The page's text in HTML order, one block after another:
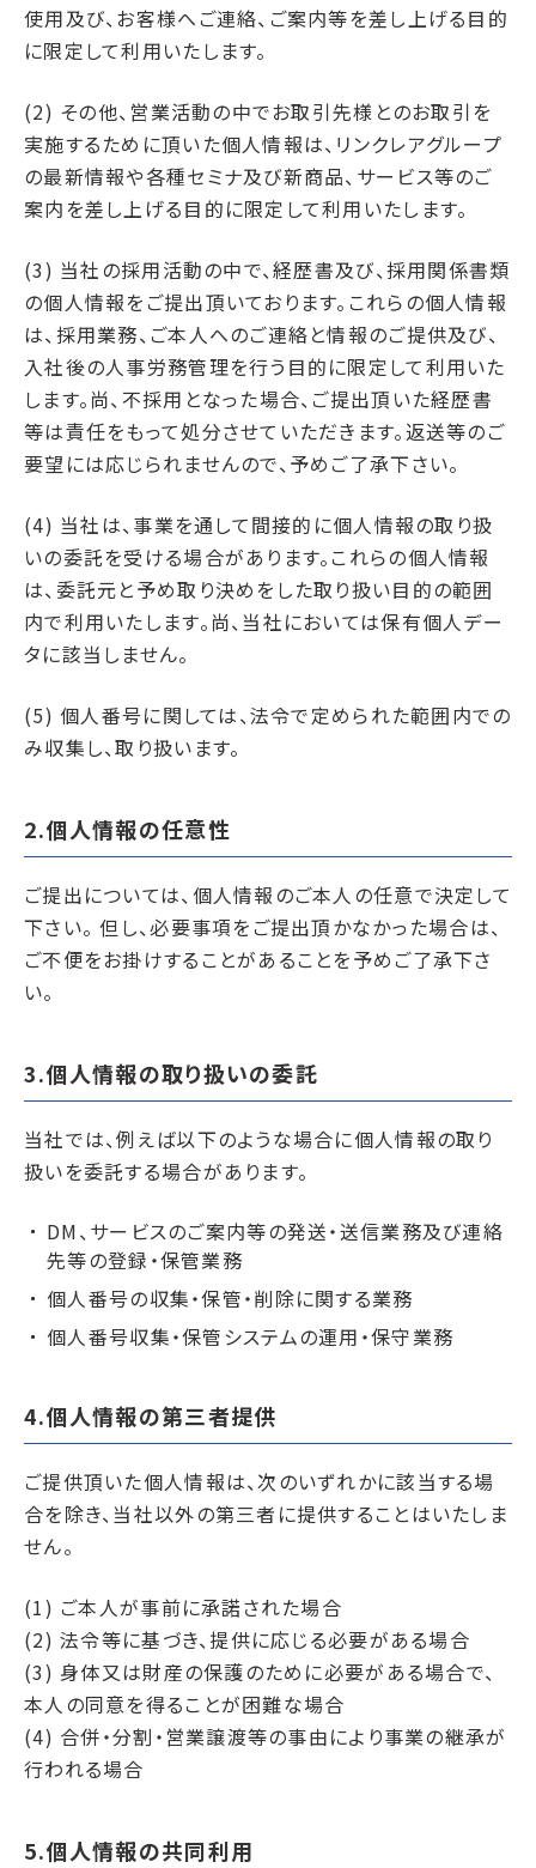
使用及び、お客様へご連絡、ご案内等を差し上げる目的
に限定して利用いたします。
(2) その他、営業活動の中でお取引先様とのお取引を
実施するために頂いた個人情報は、リンクレアグループ
の最新情報や各種セミナ及び新商品、サービス等のご
案内を差し上げる目的に限定して利用いたします。
(3) 当社の採用活動の中で、経歴書及び、採用関係書類
の個人情報をご提出頂いております。これらの個人情報
は、採用業務、ご本人へのご連絡と情報のご提供及び、
入社後の人事労務管理を行う目的に限定して利用いた
します。尚、不採用となった場合、ご提出頂いた経歴書
等は責任をもって処分させていただきます。返送等のご
要望には応じられませんので、予めご了承下さい。
(4) 当社は、事業を通して間接的に個人情報の取り扱
いの委託を受ける場合があります。これらの個人情報
は、委託元と予め取り決めをした取り扱い目的の範囲
内で利用いたします。尚、当社においては保有個人デー
タに該当しません。
(5) 個人番号に関しては、法令で定められた範囲内での
み収集し、取り扱います。
2.個人情報の任意性
ご提出については、個人情報のご本人の任意で決定して
下さい。 但し、必要事項をご提出頂かなかった場合は、
ご不便をお掛けすることがあることを予めご了承下さ
い。
3.個人情報の取り扱いの委託
当社では、例えば以下のような場合に個人情報の取り
扱いを委託する場合があります。
DM、サービスのご案内等の発送・送信業務及び連絡
先等の登録・保管業務
個人番号の収集・保管・削除に関する業務
個人番号収集・保管システムの運用・保守業務
4.個人情報の第三者提供
ご提供頂いた個人情報は、次のいずれかに該当する場
合を除き、当社以外の第三者に提供することはいたしま
せん。
(1) ご本人が事前に承諾された場合
(2) 法令等に基づき、提供に応じる必要がある場合
(3) 身体又は財産の保護のために必要がある場合で、
本人の同意を得ることが困難な場合
(4) 合併・分割・営業譲渡等の事由により事業の継承が
行われる場合
5.個人情報の共同利用